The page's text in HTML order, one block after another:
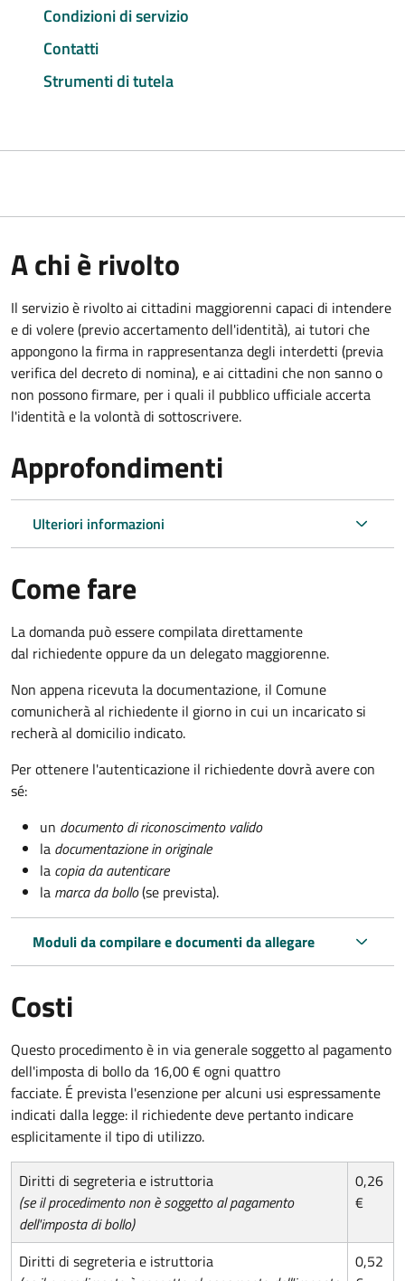
Condizioni di servizio
Contatti
Strumenti di tutela
A chi è rivolto
Il servizio è rivolto ai cittadini maggiorenni capaci di intendere
e di volere (previo accertamento dell'identità), ai tutori che
appongono la firma in rappresentanza degli interdetti (previa
verifica del decreto di nomina), e ai cittadini che non sanno o
non possono firmare, per i quali il pubblico ufficiale accerta
l'identità e la volontà di sottoscrivere.
Approfondimenti
Ulteriori informazioni
Come fare
La domanda può essere compilata direttamente
dal richiedente oppure da un delegato maggiorenne.
Non appena ricevuta la documentazione, il Comune
comunicherà al richiedente il giorno in cui un incaricato si
recherà al domicilio indicato.
Per ottenere l'autenticazione il richiedente dovrà avere con
sé:
un documento di riconoscimento valido
la documentazione in originale
la copia da autenticare
la marca da bollo(se prevista).
Moduli da compilare e documenti da allegare
Costi
Questo procedimento è in via generale soggetto al pagamento
dell'imposta di bollo da 16,00 € ogni quattro
facciate. É prevista l'esenzione per alcuni usi espressamente
indicati dalla legge: il richiedente deve pertanto indicare
esplicitamente il tipo di utilizzo.
Diritti di segreteria e istruttoria
(se il procedimento non è soggetto al pagamento
dell'imposta di bollo)
0,26
€
Diritti di segreteria e istruttoria
0,52